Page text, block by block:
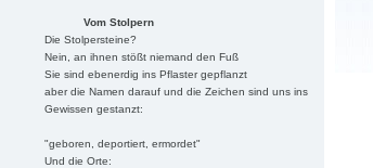
Vom Stolpern
Die Stolpersteine?
Nein, an ihnen stößt niemand den Fuß
Sie sind ebenerdig ins Pflaster gepflanzt
aber die Namen darauf und die Zeichen sind uns ins
Gewissen gestanzt:
"geboren, deportiert, ermordet"
Und die Orte: